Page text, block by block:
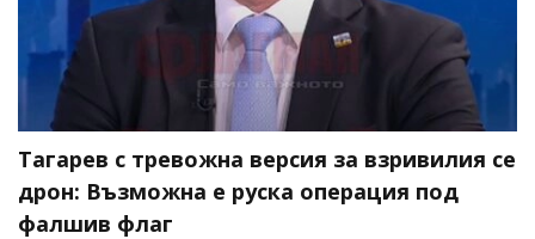
Тагарев с тревожна версия за взривилия се
дрон: Възможна е руска операция под
фалшив флаг